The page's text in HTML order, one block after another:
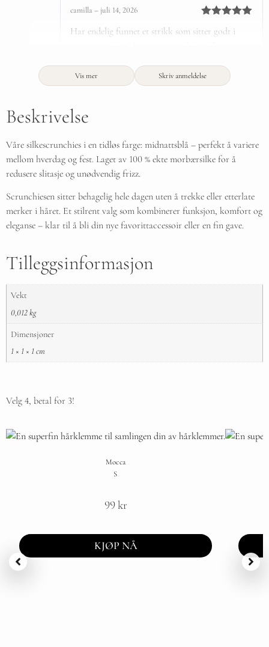
av 5
camilla – juli 14, 2026
Har endelig funnet et strikk som sitter godt i
Vis mer Skriv anmeldelse
Beskrivelse
Våre silkescrunchies i en tidløs farge: midnattsblå – perfekt å variere
mellom hverdag og fest. Laget av 100 % ekte morbærsilke for å
redusere slitasje og unødvendig frizz.
Scrunchiesen sitter behagelig hele dagen uten å trekke eller etterlate
merker i håret. Et stilrent valg som kombinerer funksjon, komfort og
eleganse – klar til å bli din nye favorittaccessoir eller en fin gave.
Tilleggsinformasjon
Vekt
0,012 kg
Dimensjoner
1 × 1 × 1 cm
Velg 4, betal for 3!
Mocca
S
99kr
KJØP NÅ